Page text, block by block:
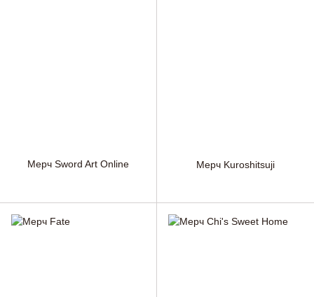
Мерч Sword Art Online Мерч Kuroshitsuji